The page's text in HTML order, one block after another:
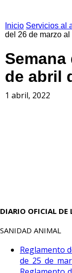
Inicio Servicios al
del 26 de marzo
Semana
de abril
1 abril, 2022
DIARIO OFICIAL DE
SANIDAD ANIMAL
Reglamento
de 25 de